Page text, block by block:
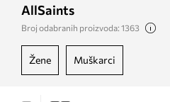
AllSaints
Broj odabranih proizvoda: 1363
žene muškarci